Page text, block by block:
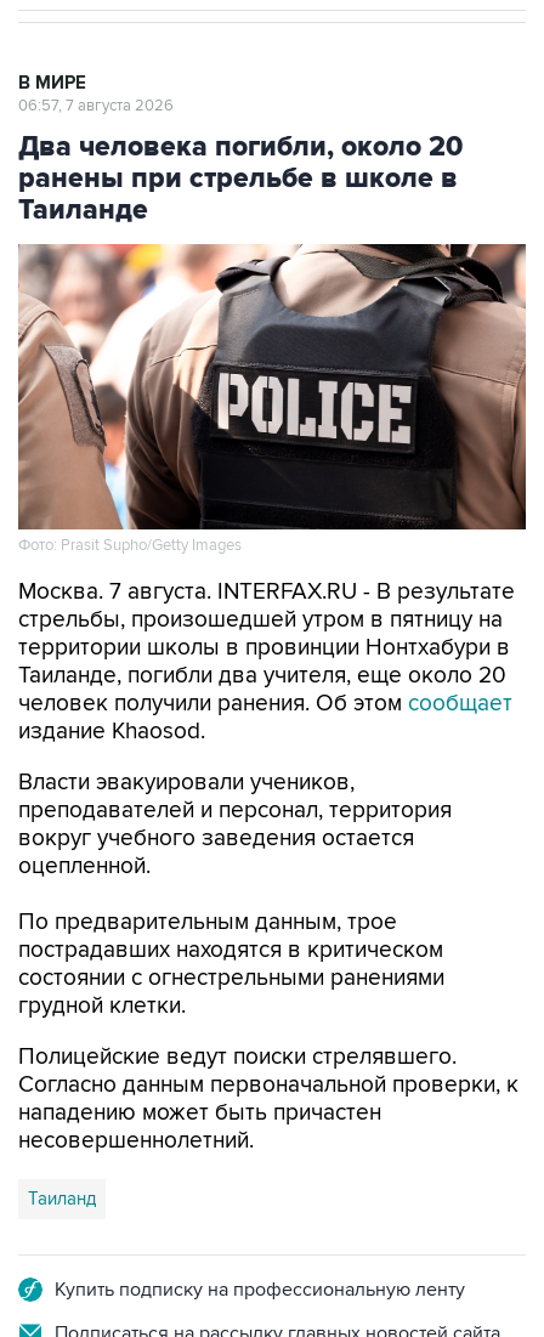
В МИРЕ
06:57, 7 августа 2026
Два человека погибли, около 20
ранены при стрельбе в школе в
Таиланде
Фото: Prasit Supho/Getty Images
Москва. 7 августа. INTERFAX.RU - В результате
стрельбы, произошедшей утром в пятницу на
территории школы в провинции Нонтхабури в
Таиланде, погибли два учителя, еще около 20
человек получили ранения. Об этом сообщает
издание Khaosod.
Власти эвакуировали учеников,
преподавателей и персонал, территория
вокруг учебного заведения остается
оцепленной.
По предварительным данным, трое
пострадавших находятся в критическом
состоянии с огнестрельными ранениями
грудной клетки.
Полицейские ведут поиски стрелявшего.
Согласно данным первоначальной проверки, к
нападению может быть причастен
несовершеннолетний.
Таиланд
Купить подписку на профессиональную ленту